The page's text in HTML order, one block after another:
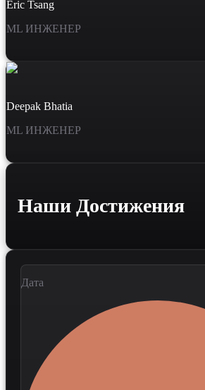
Eric Tsang
ML ИНЖЕНЕР
Deepak Bhatia
ML ИНЖЕНЕР
Наши Достижения
Дата